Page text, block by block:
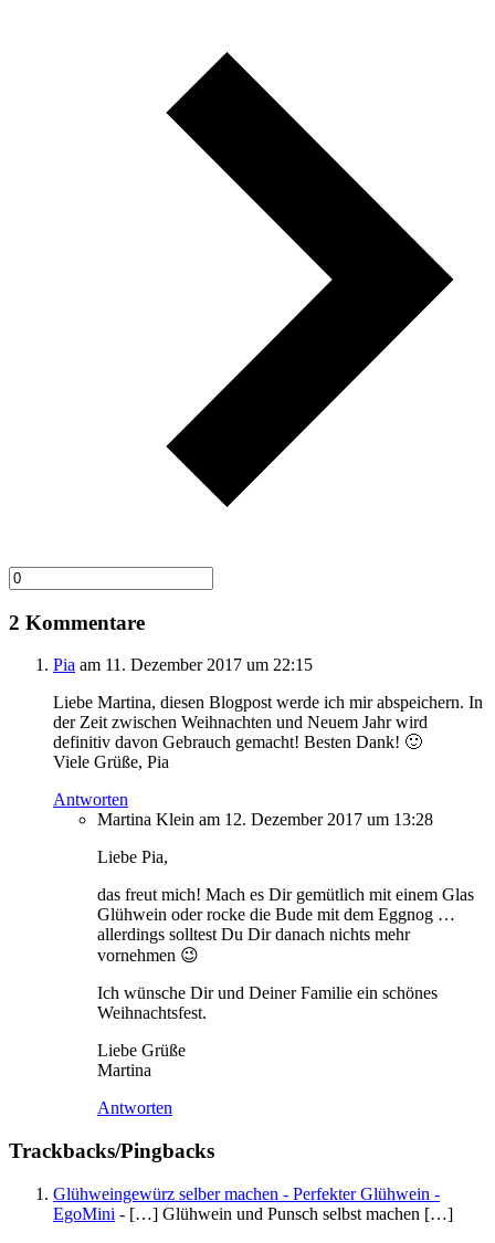
2 Kommentare
Pia am 11. Dezember 2017 um 22:15
Liebe Martina, diesen Blogpost werde ich mir abspeichern. In
der Zeit zwischen Weihnachten und Neuem Jahr wird
definitiv davon Gebrauch gemacht! Besten Dank! 🙂
Viele Grüße, Pia
Antworten
Martina Klein am 12. Dezember 2017 um 13:28
Liebe Pia,
das freut mich! Mach es Dir gemütlich mit einem Glas
Glühwein oder rocke die Bude mit dem Eggnog …
allerdings solltest Du Dir danach nichts mehr
vornehmen 😉
Ich wünsche Dir und Deiner Familie ein schönes
Weihnachtsfest.
Liebe Grüße
Martina
Antworten
Trackbacks/Pingbacks
Glühweingewürz selber machen - Perfekter Glühwein -
EgoMini - […] Glühwein und Punsch selbst machen […]